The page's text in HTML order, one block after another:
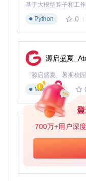
700万+用户深
控
精细化管理型 ：要
关键决策点：当管理
集成时，企业版的管
二、核心差异：
Nextcloud社区版和
广度上存在显著差异
而是评估各功能对组
需求-功能匹配矩阵
核心
社区版
基于大模型算子和工
Python
0
源启盛夏
Markdown
py-xiaozhi
Python
0